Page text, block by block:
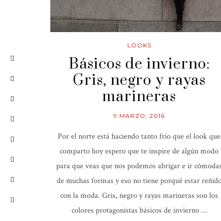
LOOKS
Básicos de invierno:
Gris, negro y rayas
marineras
9 MARZO, 2016
Por el norte está haciendo tanto frío que el look que
comparto hoy espero que te inspire de algún modo
para que veas que nos podemos abrigar e ir
de muchas formas y eso no tiene porqué estar
con la moda. Gris, negro y rayas marineras son los
colores protagonistas básicos de invierno …